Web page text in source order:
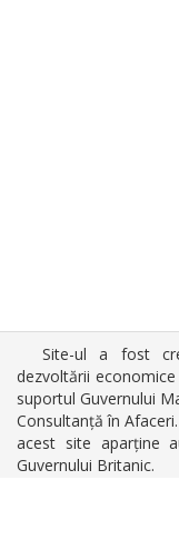
Site-ul a fost
dezvoltării
suportul Guvernului
Consultanță în
acest site aparține
Guvernului Britanic.